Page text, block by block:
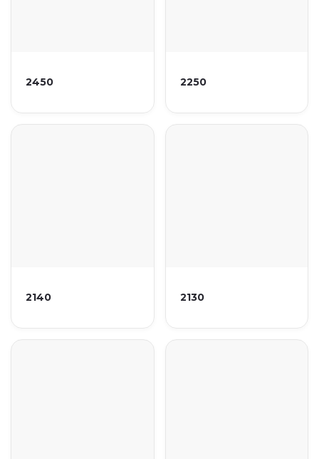
2450 2250
2140 2130